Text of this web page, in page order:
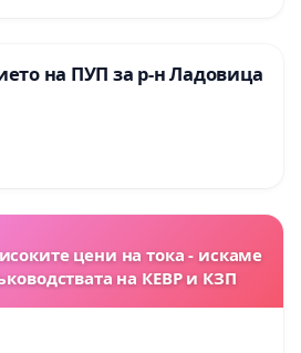
на ПУП за р-н Ладовица
на КЕВР и КЗП